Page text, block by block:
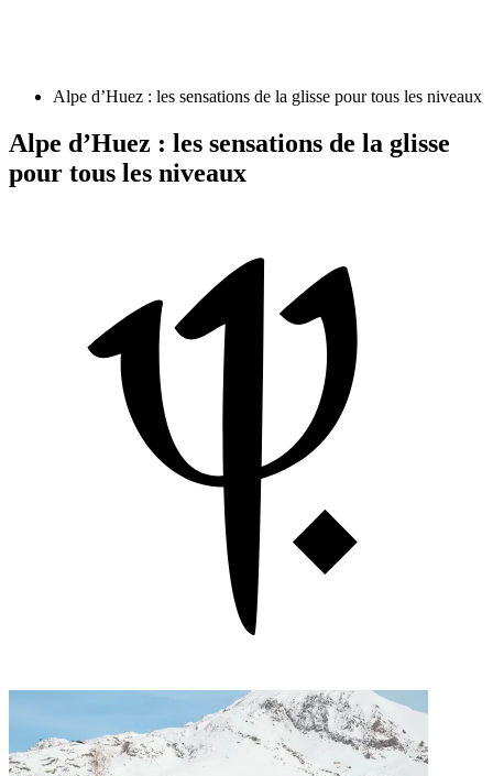
Alpe d’Huez : les sensations de la glisse pour tous les niveaux
Alpe d’Huez : les sensations de la glisse
pour tous les niveaux